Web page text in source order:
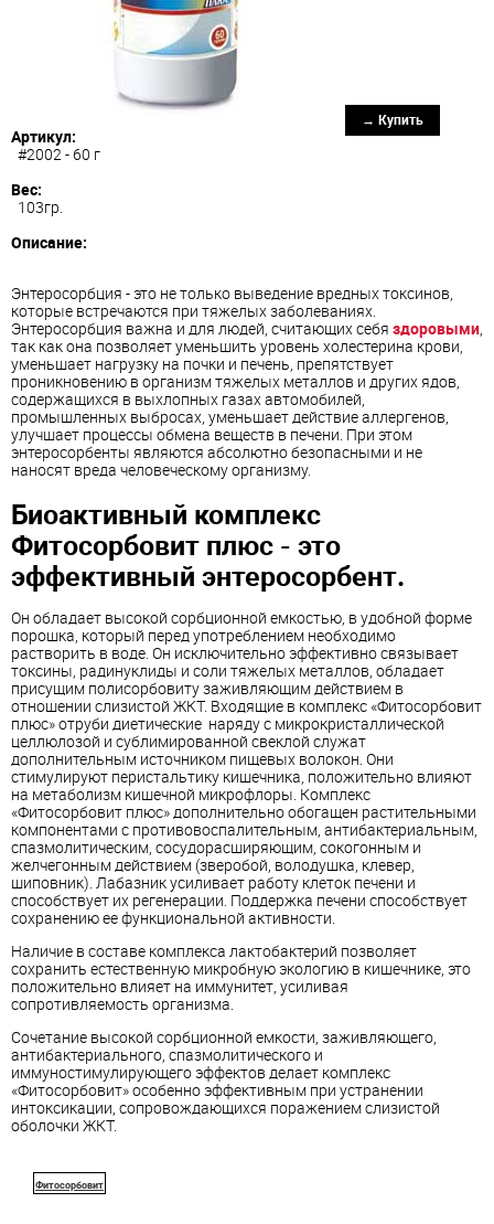
→ Купить
Артикул:
#2002 - 60 г
Вес:
103гр.
Описание:
Энтеросорбция - это не только выведение вредных токсинов,
которые встречаются при тяжелых заболеваниях.
Энтеросорбция важна и для людей, считающих себя здоровыми,
так как она позволяет уменьшить уровень холестерина крови,
уменьшает нагрузку на почки и печень, препятствует
проникновению в организм тяжелых металлов и других ядов,
содержащихся в выхлопных газах автомобилей,
промышленных выбросах, уменьшает действие аллергенов,
улучшает процессы обмена веществ в печени. При этом
энтеросорбенты являются абсолютно безопасными и не
наносят вреда человеческому организму.
Биоактивный комплекс
Фитосорбовит плюс - это
эффективный энтеросорбент.
Он обладает высокой сорбционной емкостью, в удобной форме
порошка, который перед употреблением необходимо
растворить в воде. Он исключительно эффективно связывает
токсины, радинуклиды и соли тяжелых металлов, обладает
присущим полисорбовиту заживляющим действием в
отношении слизистой ЖКТ. Входящие в комплекс «Фитосорбовит
плюс» отруби диетические наряду с микрокристаллической
целлюлозой и сублимированной свеклой служат
дополнительным источником пищевых волокон. Они
стимулируют перистальтику кишечника, положительно влияют
на метаболизм кишечной микрофлоры. Комплекс
«Фитосорбовит плюс» дополнительно обогащен растительными
компонентами с противовоспалительным, антибактериальным,
спазмолитическим, сосудорасширяющим, сокогонным и
желчегонным действием (зверобой, володушка, клевер,
шиповник). Лабазник усиливает работу клеток печени и
способствует их регенерации. Поддержка печени способствует
сохранению ее функциональной активности.
Наличие в составе комплекса лактобактерий позволяет
сохранить естественную микробную экологию в кишечнике, это
положительно влияет на иммунитет, усиливая
сопротивляемость организма.
Сочетание высокой сорбционной емкости, заживляющего,
антибактериального, спазмолитического и
иммуностимулирующего эффектов делает комплекс
«Фитосорбовит» особенно эффективным при устранении
интоксикации, сопровождающихся поражением слизистой
оболочки ЖКТ.
Фитосорбовит